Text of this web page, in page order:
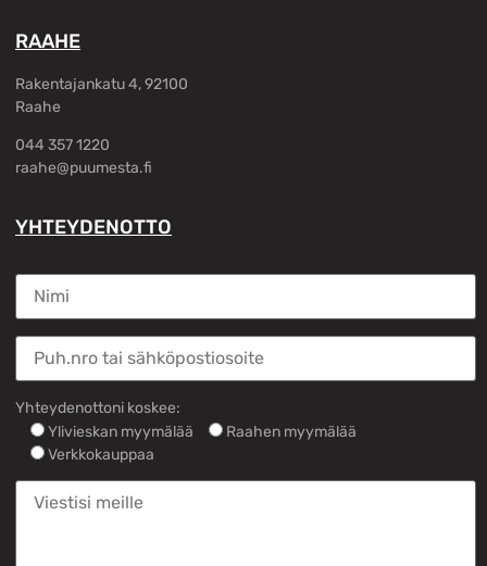
RAAHE
Rakentajankatu 4, 92100
Raahe
044 357 1220
raahe@puumesta.fi
YHTEYDENOTTO
Yhteydenottoni koskee:
Ylivieskan myymälää
Raahen myymälää
Verkkokauppaa